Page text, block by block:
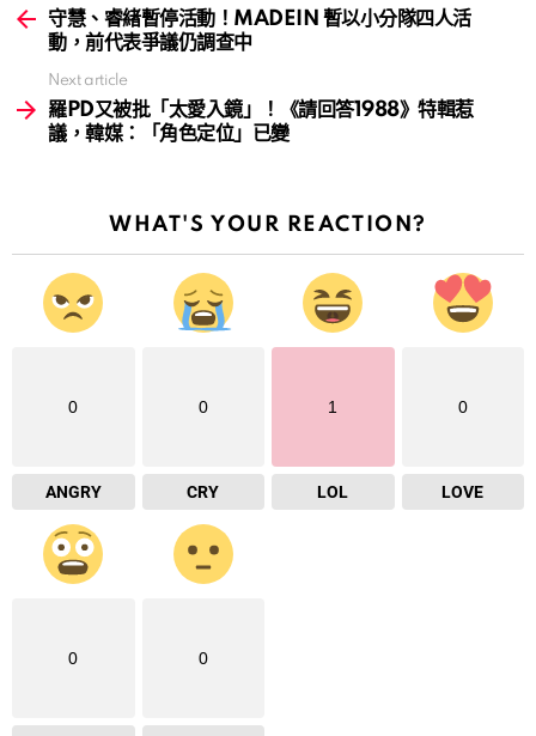
more守慧、睿緖暫停活動！MADEIN 暫以小分隊四人活
動，前代表爭議仍調查中
Next article
羅PD又被批「太愛入鏡」！《請回答1988》特輯惹
議，韓媒：「角色定位」已變
WHAT'S YOUR REACTION?
0
ANGRY
0
CRY
1
LOL
0
LOVE
0 0